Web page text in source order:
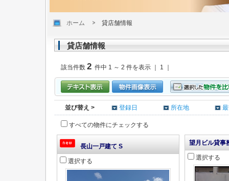
ホーム 貸店舗情報
貸店舗情報
該当件数 2 件中 1 ～ 2 件を表示 ｜ 1 ｜
並び替え > 登録日 所在地
すべての物件にチェックする
長山一戸建て S
選択する
望月ビル貸事
選択する